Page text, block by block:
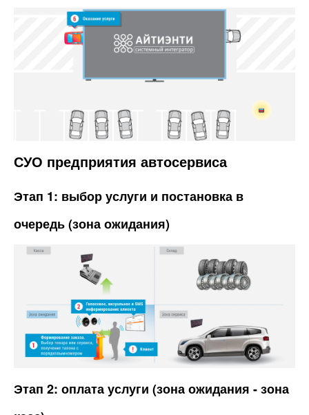
СУО предприятия автосервиса
Этап 1: выбор услуги и постановка в
очередь (зона ожидания)
Этап 2: оплата услуги (зона ожидания - зона